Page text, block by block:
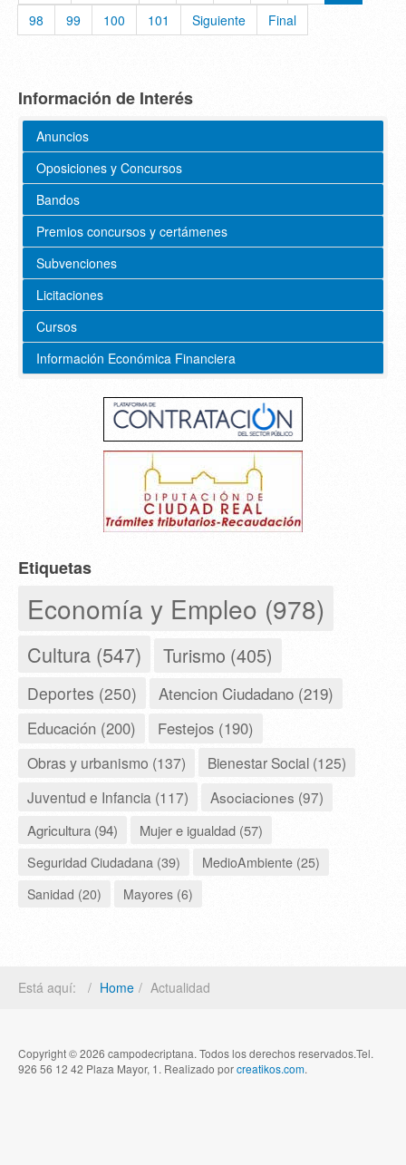
98
99 100 101 Siguiente Final
Información de Interés
Anuncios
Oposiciones y Concursos
Bandos
Premios concursos y certámenes
Subvenciones
Licitaciones
Cursos
Información Económica Financiera
Etiquetas
Economía y Empleo (978)
Cultura (547) Turismo (405)
Deportes (250) Atencion Ciudadano (219)
Educación (200) Festejos (190)
Obras y urbanismo (137)
Bienestar Social (125)
Juventud e Infancia (117)
Asociaciones (97)
Agricultura (94)
Mujer e igualdad (57)
Seguridad Ciudadana (39)
MedioAmbiente (25)
Sanidad (20)
Mayores (6)
Está aquí: Home Actualidad
Copyright © 2026 campodecriptana. Todos los derechos reservados.Tel.
926 56 12 42 Plaza Mayor, 1. Realizado porcreatikos.com.